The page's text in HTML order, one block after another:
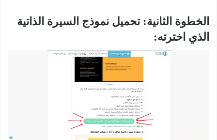
الخطوة الثانية: تحميل نموذج السيرة الذاتية
الذي اخترته: